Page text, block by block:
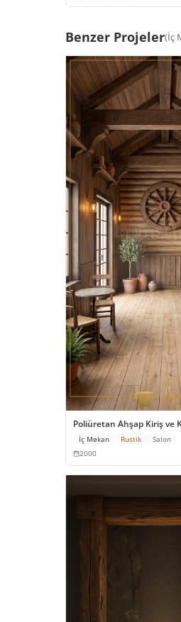
Benzer Projeler(İç
Poliüretan Ahşap Kiriş ve
İç Mekan Rustik
Salon
2000